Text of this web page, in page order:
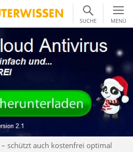
SUCHE MENÜ
schützt auch kostenfrei optimal